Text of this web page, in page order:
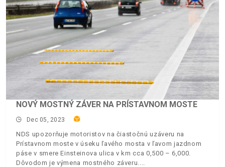
NOVÝ MOSTNÝ ZÁVER NA PRÍSTAVNOM MOSTE
Dec 05, 2023
NDS upozorňuje motoristov na čiastočnú uzáveru na
Prístavnom moste v úseku ľavého mosta v ľavom jazdnom
páse v smere Einsteinova ulica v km cca 0,500 – 6,000.
Dôvodom je výmena mostného záveru.